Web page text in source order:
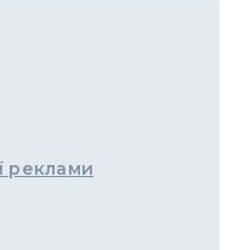
реклами